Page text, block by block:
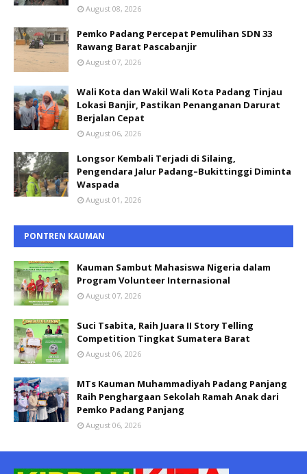
August 08, 2026
Pemko Padang Percepat Pemulihan SDN 33
Rawang Barat Pascabanjir
August 07, 2026
Wali Kota dan Wakil Wali Kota Padang Tinjau
Lokasi Banjir, Pastikan Penanganan Darurat
Berjalan Cepat
August 06, 2026
Longsor Kembali Terjadi di Silaing,
Pengendara Jalur Padang–Bukittinggi Diminta
Waspada
August 01, 2026
PONTREN KAUMAN
Kauman Sambut Mahasiswa Nigeria dalam
Program Volunteer Internasional
August 07, 2026
Suci Tsabita, Raih Juara II Story Telling
Competition Tingkat Sumatera Barat
August 06, 2026
MTs Kauman Muhammadiyah Padang Panjang
Raih Penghargaan Sekolah Ramah Anak dari
Pemko Padang Panjang
August 06, 2026